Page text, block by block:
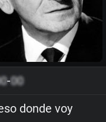
-00
donde voy